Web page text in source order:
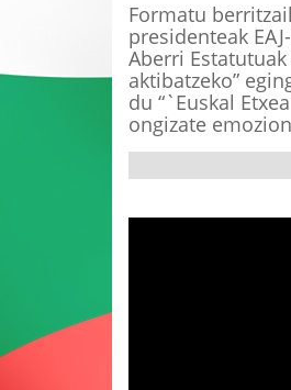
Formatu
presidenteak
Aberri
aktibatzeko”
du “`Euskal
ongizate